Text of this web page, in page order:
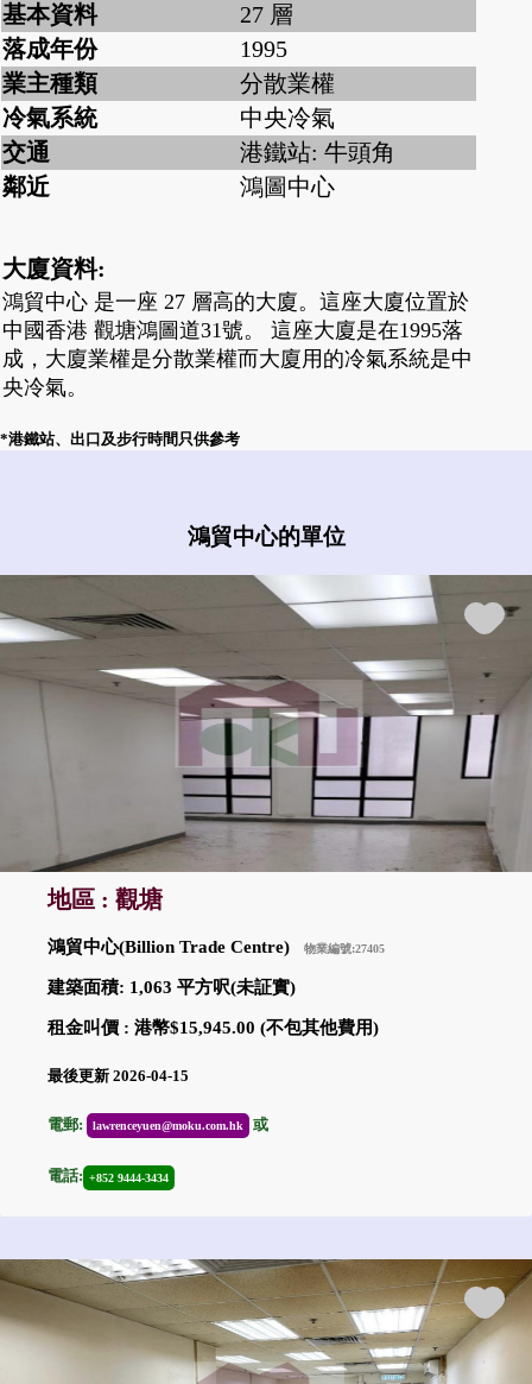
基本資料
27 層
落成年份
1995
業主種類
分散業權
冷氣系統
中央冷氣
交通
港鐵站: 牛頭角
鄰近
鴻圖中心
大廈資料:
鴻貿中心 是一座 27 層高的大廈。這座大廈位置於
中國香港 觀塘鴻圖道31號。 這座大廈是在1995落
成，大廈業權是分散業權而大廈用的冷氣系統是中
央冷氣。
*港鐵站、出口及步行時間只供參考
鴻貿中心的單位
地區 : 觀塘
鴻貿中心(Billion Trade Centre) 物業編號:27405
建築面積: 1,063 平方呎(未証實)
租金叫價 : 港幣$15,945.00 (不包其他費用)
最後更新 2026-04-15
電郵: lawrenceyuen@moku.com.hk 或
電話: +852 9444-3434